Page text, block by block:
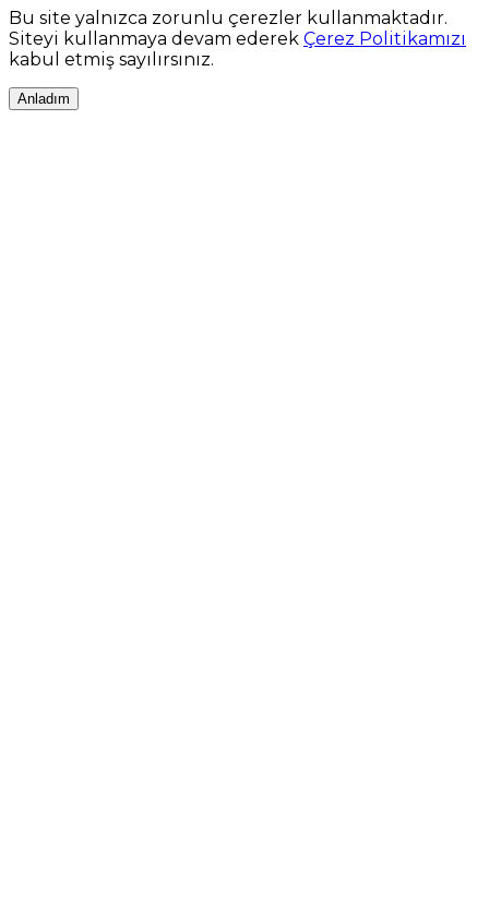
Bu site yalnızca zorunlu çerezler kullanmaktadır.
Siteyi kullanmaya devam ederek Çerez Politikamızı
kabul etmiş sayılırsınız.
Anladım